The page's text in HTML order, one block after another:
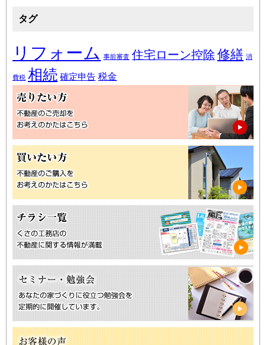
タグ
リフォーム 事前審査 住宅ローン控除 修繕 消
費税 相続 確定申告 税金